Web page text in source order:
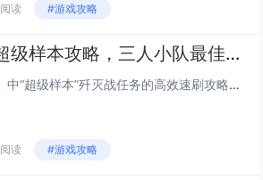
读 #游戏攻略
绝地潜兵2速刷超级样本攻略，三人小队最佳路线推荐，高效通关高难度歼灭战任务
本文提供《绝地潜兵2》中“超级样本”歼灭战任务的高效速刷攻略，聚焦三人小队协同作战，推荐最优路线：开局直取西北主样本点，...
读 #游戏攻略